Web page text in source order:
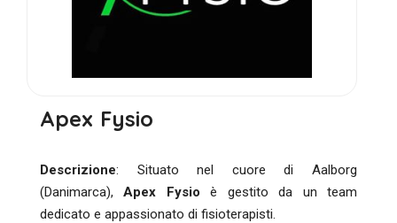
Apex Fysio
Descrizione: Situato nel cuore di Aalborg
(Danimarca),Apex Fysio è gestito da un team
dedicato e appassionato di fisioterapisti.